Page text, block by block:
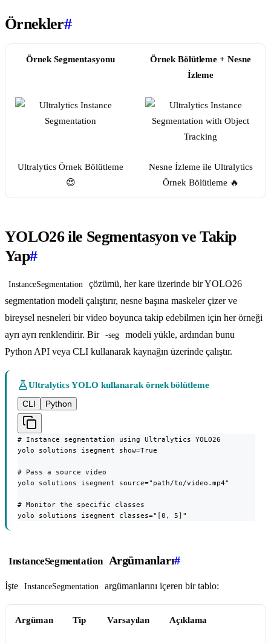
Örnekler#
Örnek Segmentasyonu
Örnek Bölütleme + Nesne
İzleme
Ultralytics Örnek Bölütleme
😍
Nesne İzleme ile Ultralytics
Örnek Bölütleme 🔥
YOLO26 ile Segmentasyon ve Takip
Yap#
InstanceSegmentation
çözümü, her kare üzerinde bir YOLO26
segmentation modeli çalıştırır, nesne başına maskeler çizer ve
bireysel nesneleri bir video boyunca takip edebilmen için her örneği
ayrı ayrı renklendirir. Bir -seg
modeli yükle, ardından bunu
Python API veya CLI kullanarak kaynağın üzerinde çalıştır.
Ultralytics YOLO kullanarak örnek bölütleme
CLI
Python
# Instance segmentation using Ultralytics YOLO26
yolo solutions isegment show=True
# Pass a source video
yolo solutions isegment source="path/to/video.mp4"
# Monitor the specific classes
yolo solutions isegment classes="[0, 5]"
InstanceSegmentation Argümanları#
İşte InstanceSegmentation argümanlarını içeren bir tablo:
Argüman Tip Varsayılan Açıklama